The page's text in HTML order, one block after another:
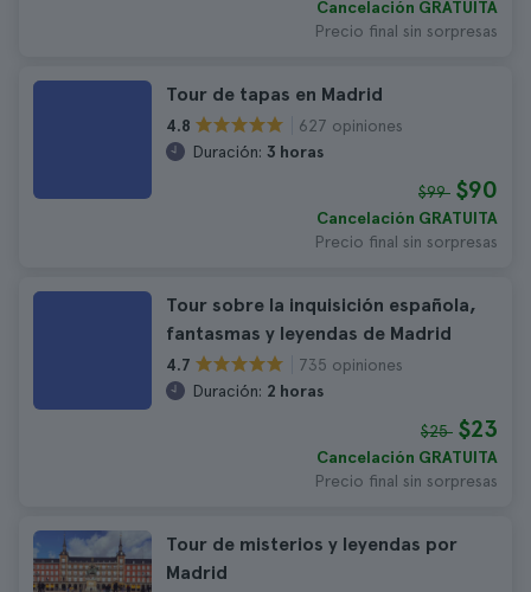
Cancelación GRATUITA
Precio final sin sorpresas
Tour de tapas en Madrid
4.8
627 opiniones
Duración: 3 horas
$99 $90
Cancelación GRATUITA
Precio final sin sorpresas
Tour sobre la inquisición española,
fantasmas y leyendas de Madrid
4.7
735 opiniones
Duración: 2 horas
$25 $23
Cancelación GRATUITA
Precio final sin sorpresas
Tour de misterios y leyendas por
Madrid